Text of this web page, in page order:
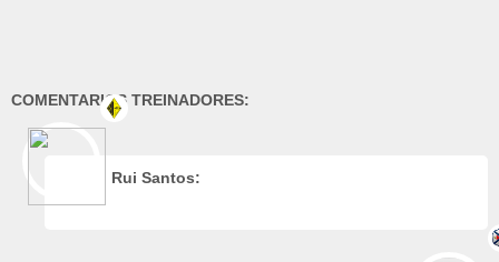
COMENTARIOS TREINADORES:
Rui Santos: